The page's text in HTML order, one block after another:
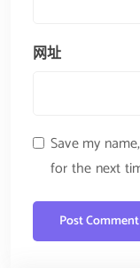
网址
Save my
for the next